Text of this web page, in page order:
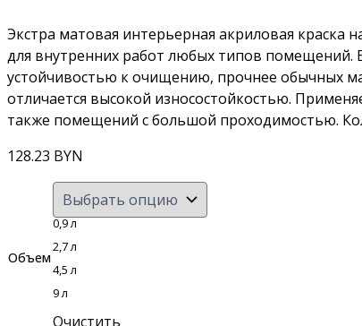
Экстра матовая интерьерная акриловая краска
для внутренних работ любых типов помещений.
устойчивостью к очищению, прочнее обычных
отличается высокой износостойкостью.
также помещений с большой проходимостью.
128.23 BYN
Объем
0,9 л
2,7 л
4,5 л
9 л
Очистить